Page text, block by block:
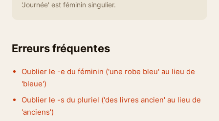
'Journée' est féminin singulier.
Erreurs fréquentes
Oublier le -e du féminin ('une robe bleu' au lieu de
'bleue')
Oublier le -s du pluriel ('des livres ancien' au lieu de
'anciens')